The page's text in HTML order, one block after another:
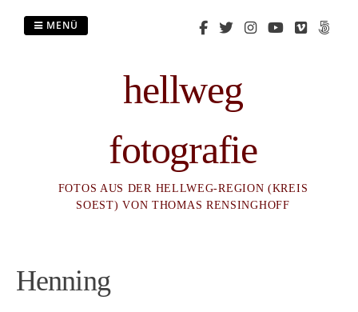
hellweg
fotografie
FOTOS AUS DER HELLWEG-REGION (KREIS
SOEST) VON THOMAS RENSINGHOFF
MENÜ
Henning